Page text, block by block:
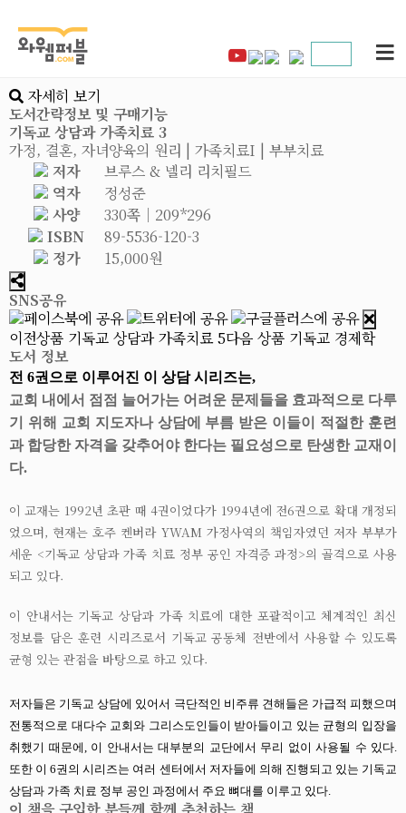
자세히 보기
도서간략정보 및 구매기능
기독교 상담과 가족치료 3
가정, 결혼, 자녀양육의 원리 | 가족치료I | 부부치료
저자
브루스 & 넬리 리치필드
역자
정성준
사양
330쪽│209*296
ISBN
89-5536-120-3
정가
15,000원
SNS공유
이전상품 기독교 상담과 가족치료 5다음 상품 기독교 경제학
도서 정보
전 6권으로 이루어진 이 상담 시리즈는,
교회 내에서 점점 늘어가는 어려운 문제들을 효과적으로 다루
기 위해 교회 지도자나 상담에 부름 받은 이들이 적절한 훈련
과 합당한 자격을 갖추어야 한다는 필요성으로 탄생한 교재이
다.
이 교재는 1992년 초판 때 4권이었다가 1994년에 전6권으로 확대 개정되
었으며, 현재는 호주 켄버라 YWAM 가정사역의 책임자였던 저자 부부가
세운 <기독교 상담과 가족 치료 정부 공인 자격증 과정>의 골격으로 사용
되고 있다.
이 안내서는 기독교 상담과 가족 치료에 대한 포괄적이고 체계적인 최신
정보를 담은 훈련 시리즈로서 기독교 공동체 전반에서 사용할 수 있도록
균형 있는 관점을 바탕으로 하고 있다.
저자들은 기독교 상담에 있어서 극단적인 비주류 견해들은 가급적 피했으며
전통적으로 대다수 교회와 그리스도인들이 받아들이고 있는 균형의 입장을
취했기 때문에, 이 안내서는 대부분의 교단에서 무리 없이 사용될 수 있다.
또한 이 6권의 시리즈는 여러 센터에서 저자들에 의해 진행되고 있는 기독교
상담과 가족 치료 정부 공인 과정에서 주요 뼈대를 이루고 있다.